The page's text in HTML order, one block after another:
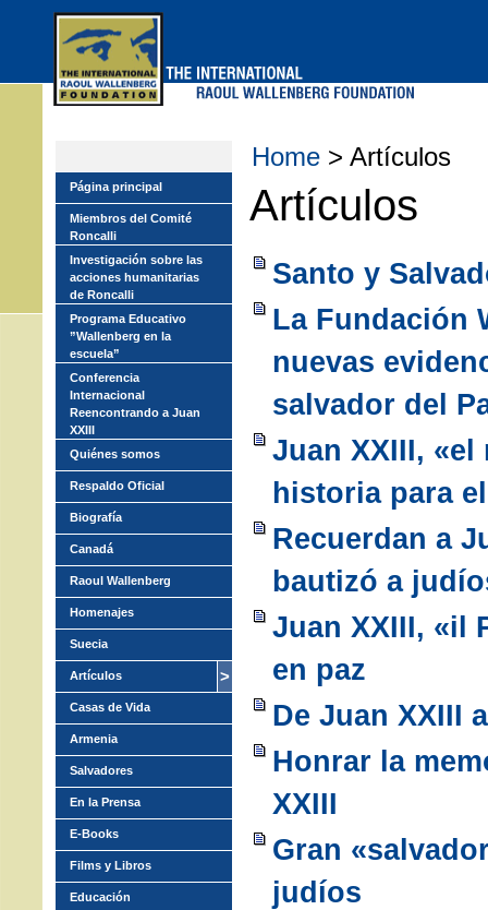
Home > Artículos
Artículos
Santo y
La Fundación
nuevas
salvador del
Juan XXIII, «el
historia para
Recuerdan a
bautizó a
Juan XXIII, «il
en paz
De Juan XXIII
Honrar la
XXIII
Gran
judíos
Página principal
Miembros del Comité
Roncalli
Investigación sobre las
acciones humanitarias
de Roncalli
Programa Educativo
”Wallenberg en la
escuela”
Conferencia
Internacional
Reencontrando a Juan
XXIII
Quiénes somos
Respaldo Oficial
Biografía
Canadá
Raoul Wallenberg
Homenajes
Suecia
Artículos
Casas de Vida
Armenia
Salvadores
En la Prensa
E-Books
Films y Libros
Educación